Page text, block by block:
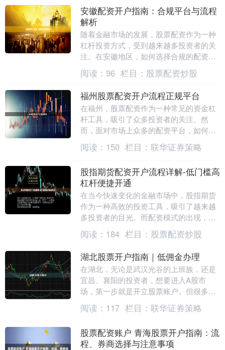
安徽配资开户指南：合规平台与流程
解析
随着金融市场的发展，股票配资作为一种
杠杆投资方式，受到越来越多投资者的关
注。在安徽地区，如何选择合规的配资平
台、完成开户流程，是许多投资者关心的
问题。本文将为您....
阅读： 96 栏目： 股票配资炒股
福州股票配资开户流程正规平台
在福州，股票配资作为一种常见的资金杠
杆工具，吸引了众多投资者的关注。然
而，面对市场上众多的配资平台，如何选
择正规平台并顺利完成开户，成为许多股
民关心的问题。本文....
阅读： 150 栏目： 联华证券策略
股指期货配资开户流程详解-低门槛高
杠杆便捷开通
在当今快速变化的金融市场中，股指期货
作为一种高效的投资工具，吸引了越来越
多投资者的目光。而配资模式的出现，更
是为资金有限的投资者提供了参与市场的
机会。本文将为您....
阅读： 184 栏目： 股票配资炒股
湖北股票开户指南｜低佣金办理
在湖北，无论是武汉光谷的上班族，还是
宜昌、襄阳的投资者，想要进入A股市
场，第一步就是开立股票账户。但很多新
手在开户时容易忽略佣金问题，导致每年
多花冤枉钱。本文为....
阅读： 117 栏目： 联华证券策略
股票配资账户 青海股票开户指南：流
程、券商选择与注意事项